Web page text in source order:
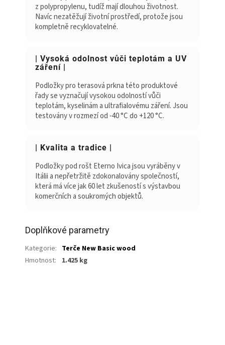
z polypropylenu, tudíž mají dlouhou životnost.
Navíc nezatěžují životní prostředí, protože jsou
kompletně recyklovatelné.
| Vysoká odolnost vůči teplotám a UV
záření |
Podložky pro terasová prkna této produktové
řady se vyznačují vysokou odolností vůči
teplotám, kyselinám a ultrafialovému záření. Jsou
testovány v rozmezí od -40 °C do +120 °C.
| Kvalita a tradice |
Podložky pod rošt Eterno Ivica jsou vyráběny v
Itálii a nepřetržitě zdokonalovány společností,
která má více jak 60 let zkušeností s výstavbou
komerčních a soukromých objektů.
Doplňkové parametry
Kategorie: Terče New Basic wood
Hmotnost: 1.425 kg